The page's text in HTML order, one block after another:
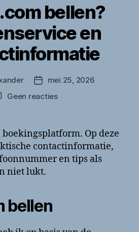
bellen?
en
Berichtdatum
mei 25, 2026
Geen reactiesop
Klantenservice
en
contactinformatie
boekingsplatform. Op deze
contactinformatie,
en tips als
niet lukt.
bellen